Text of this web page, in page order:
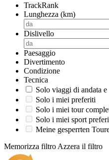
TrackRank
Lunghezza (km)
Dislivello
Paesaggio
Divertimento
Condizione
Tecnica
Solo viaggi di andata
Solo i miei preferiti
Solo i miei tour
Solo i miei sport
Meine gesperrten
Memorizza filtro Azzera il filtro